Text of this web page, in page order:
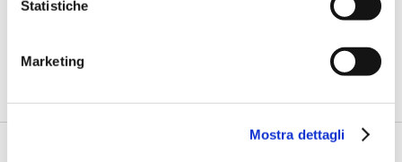
Statistiche
Marketing
Mostra dettagli
strategia di sviluppo
riposizionando puntando su servizi e prodotti di pagamento